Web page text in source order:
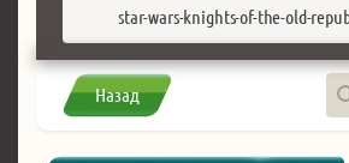
star-wars-knights-of-the-old-
Назад